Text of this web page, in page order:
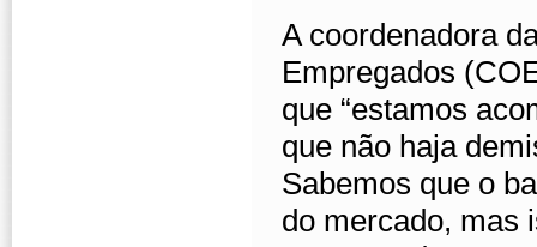
A coordenadora
Empregados
que “estamos
que não haja
Sabemos que o
do mercado, mas